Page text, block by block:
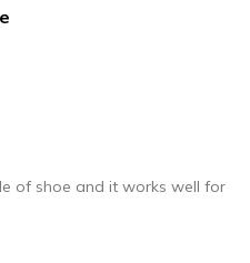
of shoe and it works well for